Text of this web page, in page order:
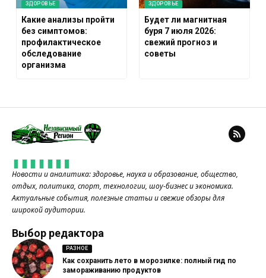
ЗДОРОВЬЕ
Какие анализы пройти
без симптомов:
профилактическое
обследование
организма
ЗДОРОВЬЕ
Будет ли магнитная
буря 7 июля 2026:
свежий прогноз и
советы
Новости и аналитика: здоровье, наука и образование, общество,
отдых, политика, спорт, технологии, шоу-бизнес и экономика.
Актуальные события, полезные статьи и свежие обзоры для
широкой аудитории.
Выбор редактора
РАЗНОЕ
Как сохранить лето в морозилке: полный гид по
замораживанию продуктов